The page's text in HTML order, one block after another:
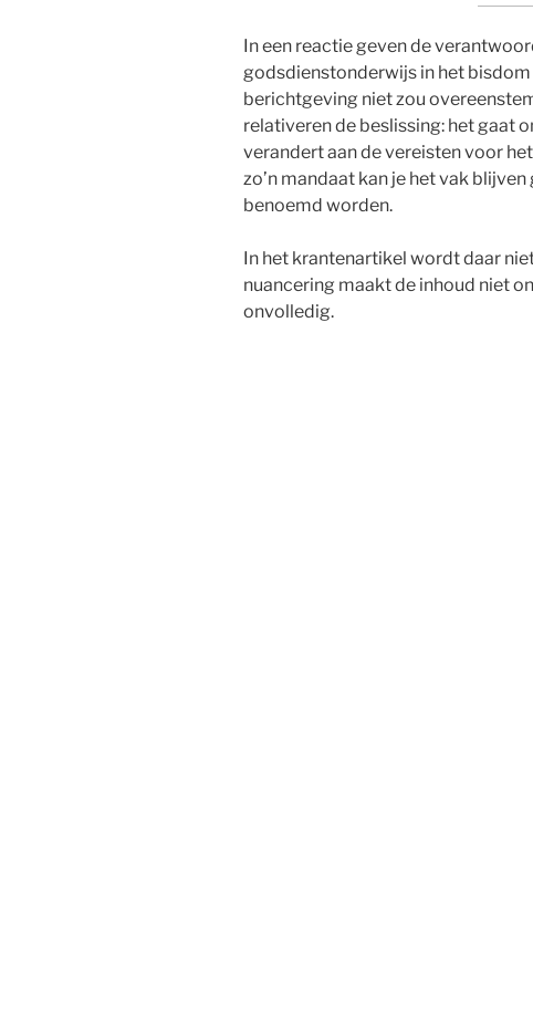
In een reactie geven de
godsdienstonderwijs in het
berichtgeving niet zou
relativeren de beslissing: het gaat
verandert aan de vereisten voor
zo’n mandaat kan je het vak
benoemd worden.
In het krantenartikel wordt daar
nuancering maakt de inhoud niet
onvolledig.